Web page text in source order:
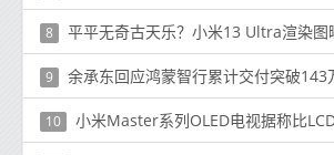
8 平平无奇古天乐？小米13 Ultra渲染图
9 余承东回应鸿蒙智行累计交付突破143万台
10 小米Master系列OLED电视据称比